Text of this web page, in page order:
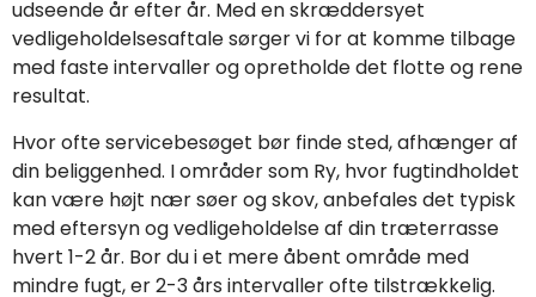
udseende år efter år. Med en skræddersyet
vedligeholdelsesaftale sørger vi for at komme tilbage
med faste intervaller og opretholde det flotte og rene
resultat.
Hvor ofte servicebesøget bør finde sted, afhænger af
din beliggenhed. I områder som Ry, hvor fugtindholdet
kan være højt nær søer og skov, anbefales det typisk
med eftersyn og vedligeholdelse af din træterrasse
hvert 1-2 år. Bor du i et mere åbent område med
mindre fugt, er 2-3 års intervaller ofte tilstrækkelig.